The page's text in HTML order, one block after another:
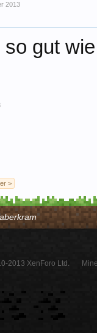
2013
so gut
>
2013 XenForo Ltd.